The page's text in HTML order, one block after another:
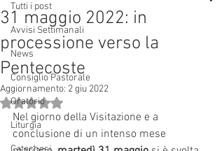
Tutti i post
Avvisi Settimanali
News
Consiglio Pastorale
Oratorio
Liturgia
31 maggio 2022: in
processione verso la
Pentecoste
Aggiornamento: 2 giu 2022
Valutazione NaN stelle su 5.
Nel giorno della Visitazione e a
conclusione di un intenso mese